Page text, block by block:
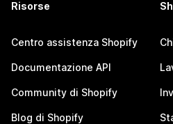
Risorse
Centro assistenza Shopify
Documentazione API
Community di Shopify
Blog di Shopify